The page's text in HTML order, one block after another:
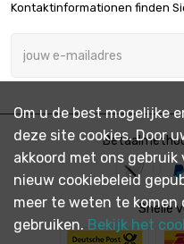
2mm
breedte : 150mm
lengte : 400mm
breedte : 150mm
Dikte / sterkte :
2mm
lengte : 500mm
breedte : 150mm
Dikte / sterkte :
Kontaktinformationen finden
Snelle
Om u de best mogelijke
deze site cookies. Door
akkoord met ons gebruik
nieuw cookiebeleid
meer te weten te komen
gebruiken. Bekijk het